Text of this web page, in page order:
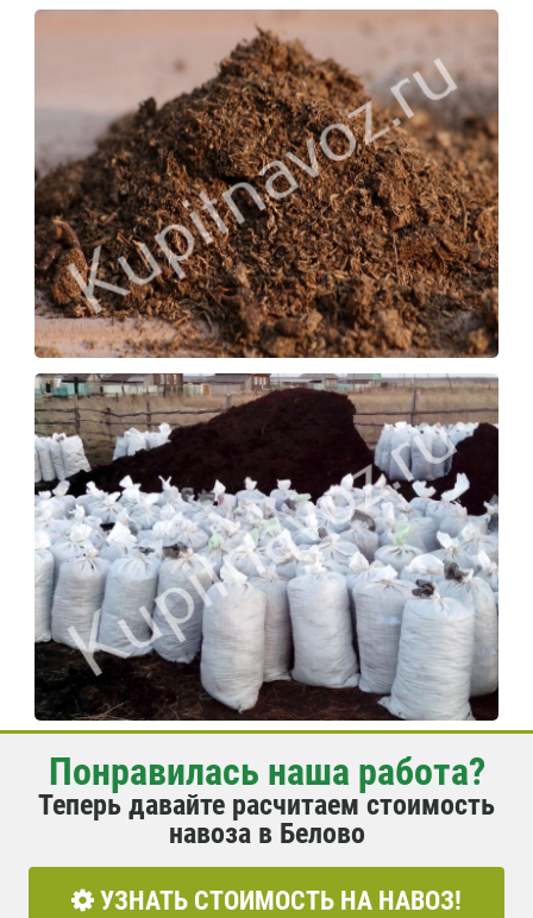
Понравилась наша работа?
Теперь давайте расчитаем стоимость
навоза в Белово
УЗНАТЬ СТОИМОСТЬ НА НАВОЗ!